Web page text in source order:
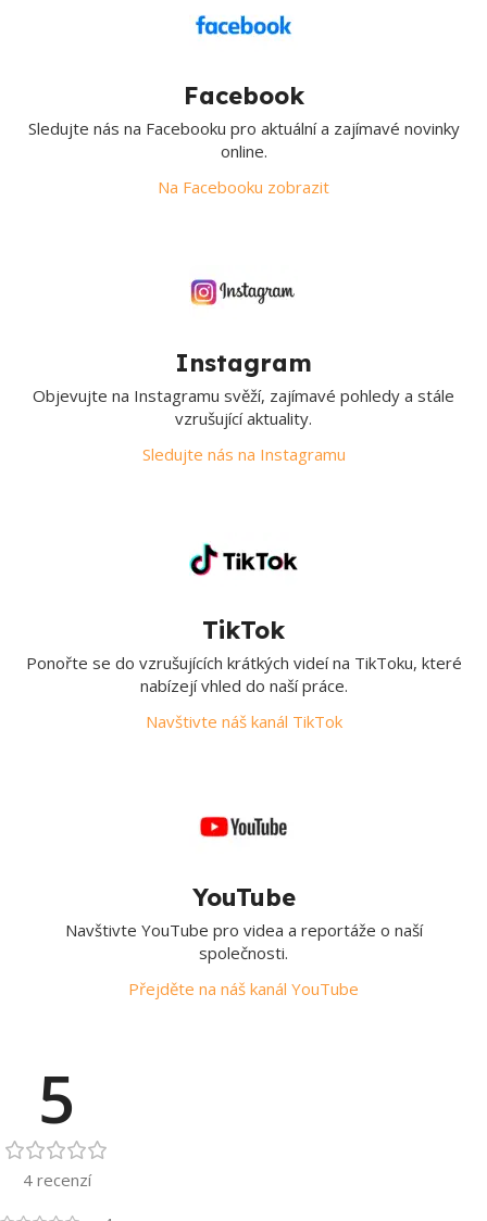
Facebook
Sledujte nás na Facebooku pro aktuální a zajímavé novinky
online.
Na Facebooku zobrazit
Instagram
Objevujte na Instagramu svěží, zajímavé pohledy a stále
vzrušující aktuality.
Sledujte nás na Instagramu
TikTok
Ponořte se do vzrušujících krátkých videí na TikToku, které
nabízejí vhled do naší práce.
Navštivte náš kanál TikTok
YouTube
Navštivte YouTube pro videa a reportáže o naší
společnosti.
Přejděte na náš kanál YouTube
5
4 recenzí